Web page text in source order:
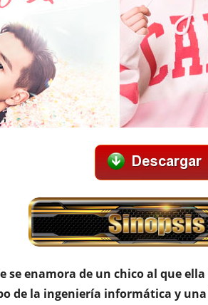
se enamora de un chico al que
de la ingeniería informática y